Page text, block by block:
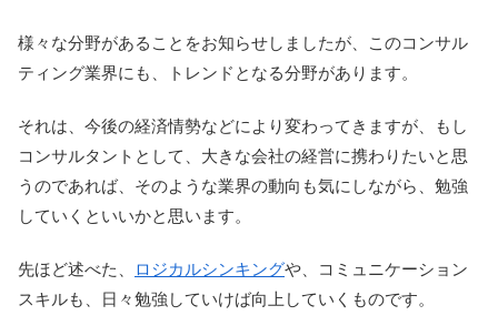
様々な分野があることをお知らせしましたが、このコンサル
ティング業界にも、トレンドとなる分野があります。
それは、今後の経済情勢などにより変わってきますが、もし
コンサルタントとして、大きな会社の経営に携わりたいと思
うのであれば、そのような業界の動向も気にしながら、勉強
していくといいかと思います。
先ほど述べた、 ロジカルシンキングや、コミュニケーション
スキルも、日々勉強していけば向上していくものです。